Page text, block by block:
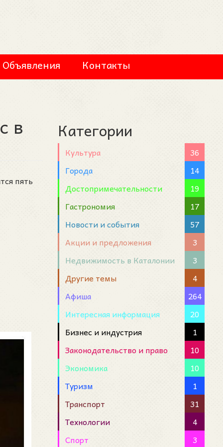
Объявления Контакты
в
пять
Категории
Культура
36
Города
14
Достопримечательности
19
Гастрономия
17
Новости и события
57
Акции и предложения
3
Недвижимость в Каталонии
3
Другие темы
4
Афиша
264
Интересная информация
20
Бизнес и индустрия
1
Законодательство и право
10
Экономика
10
Туризм
1
Транспорт
31
Технологии
4
Спорт
3